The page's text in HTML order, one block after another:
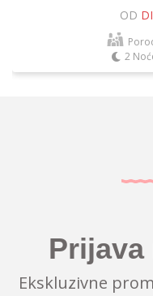
OD
2
Ekskluzivne